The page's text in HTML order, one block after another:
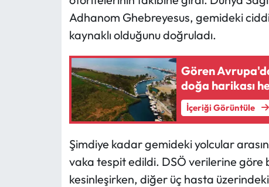
Adhanom Ghebreyesus, gemideki ciddi
kaynaklı olduğunu doğruladı.
Gören
doğa harikası
İçeriği Görüntüle
Şimdiye kadar gemideki yolcular
vaka tespit edildi. DSÖ verilerine
kesinleşirken, diğer üç hasta